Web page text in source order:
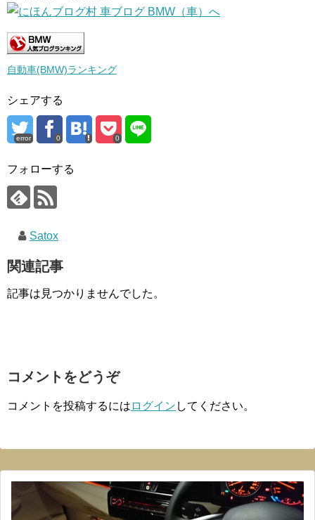
自動車(BMW)ランキング
シェアする
error 0 0
フォローする
Satox
関連記事
記事は見つかりませんでした。
コメントをどうぞ
コメントを投稿するには ログイン してください。